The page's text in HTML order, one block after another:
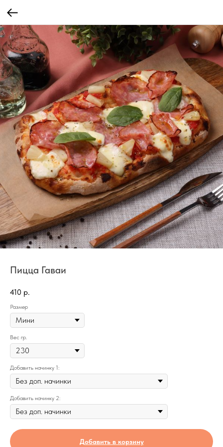
Пицца Гаваи
410 р.
Размер
Вес гр.
Добавить начинку 1:
Добавить начинку 2:
Добавить в корзину